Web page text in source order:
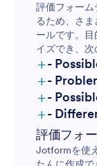
評価フォーム
るため、さ
ールです。
イズでき、次
+-
+-
+-
+-
評価フォ
Jotformを使